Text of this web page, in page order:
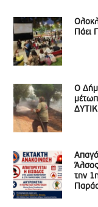
Πάει
Ο
την